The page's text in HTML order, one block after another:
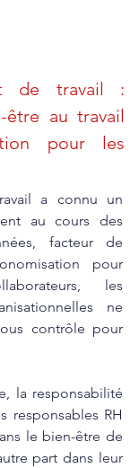
de travail :
au travail
pour les
a connu un
au cours des
facteur de
pour
les
ne
contrôle pour
la responsabilité
responsables RH
le bien-être de
part dans leur